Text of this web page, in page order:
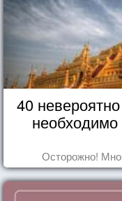
40
Осторожно!